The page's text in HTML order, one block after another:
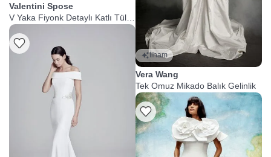
Valentini Spose
V Yaka Fiyonk Detaylı Katlı Tül
Gelinlik
İlham
Vera Wang
Tek Omuz Mikado Balık Gelinlik